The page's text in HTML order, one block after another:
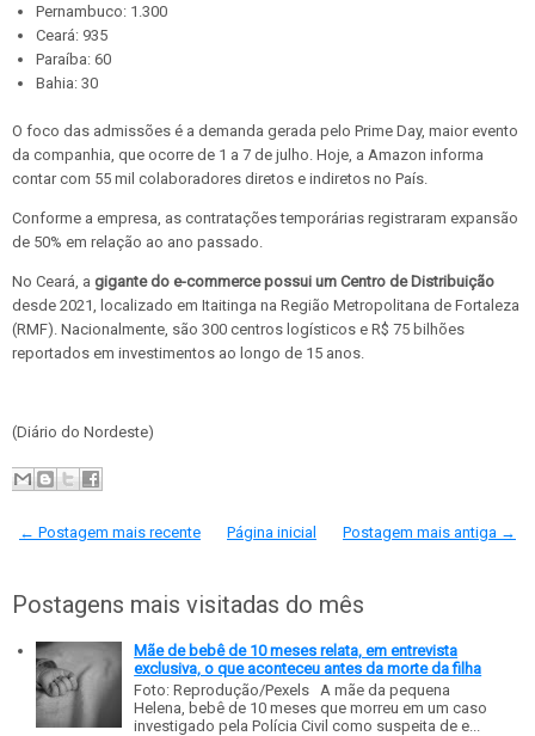
Pernambuco: 1.300
Ceará: 935
Paraíba: 60
Bahia: 30
O foco das admissões é a demanda gerada pelo Prime Day, maior evento
da companhia, que ocorre de 1 a 7 de julho. Hoje, a Amazon informa
contar com 55 mil colaboradores diretos e indiretos no País.
Conforme a empresa, as contratações temporárias registraram expansão
de 50% em relação ao ano passado.
No Ceará, a gigante do e-commerce possui um Centro de Distribuição
desde 2021, localizado em Itaitinga na Região Metropolitana de Fortaleza
(RMF). Nacionalmente, são 300 centros logísticos e R$ 75 bilhões
reportados em investimentos ao longo de 15 anos.
(Diário do Nordeste)
← Postagem mais recente Postagem mais antiga →
Página inicial
Postagens mais visitadas do mês
Mãe de bebê de 10 meses relata, em entrevista
exclusiva, o que aconteceu antes da morte da filha
Foto: Reprodução/Pexels A mãe da pequena
Helena, bebê de 10 meses que morreu em um caso
investigado pela Polícia Civil como suspeita de e...